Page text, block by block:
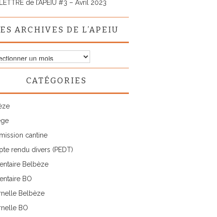
de l’APEIU #3 – Avril 2023
ARCHIVES DE L’APEIU
CATÉGORIES
cantine
rendu divers (PEDT)
Belbèze
BO
Belbèze
BO